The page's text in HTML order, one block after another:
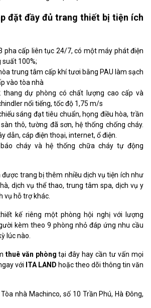
đặt đầy đủ trang thiết bị tiện ích
pha cấp liên tục 24/7, có một máy phát điện
100%;
trung tâm cấp khí tươi bằng PAU làm sạch
vào tòa nhà
thang dự phòng có chất lượng cao cấp và
nổi tiếng, tốc độ 1,75 m/s
sáng đạt tiêu chuẩn, họng điều hòa, trần
thô, tường đã sơn, hệ thống chống cháy.
dẫn, cáp điện thoại, internet, ổ điện.
cháy và hệ thống chữa cháy tự động
được trang bị thêm nhiều dịch vụ tiện ích như
dịch vụ thể thao, trung tâm spa, dịch vụ y
vụ hỗ trợ khác.
kế riêng một phòng hội nghị với lượng
kèm theo 9 phòng nhỏ đáp ứng nhu cầu
lúc nào.
thuê văn phòng tại đây hay cần tư vấn mọi
với ITA LAND hoặc theo dõi thông tin văn
nhà Machinco, số 10 Trần Phú, Hà Đông,